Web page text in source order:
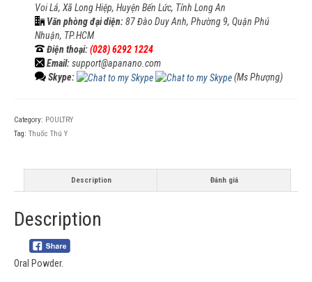
Voi Lá, Xã Long Hiệp, Huyện Bến Lức, Tỉnh Long An
Văn phòng đại diện:87 Đào Duy Anh, Phường 9, Quận Phú
Nhuận, TP.HCM
Điện thoại:(028) 6292 1224
Email:support@apanano.com
Skype:
(Ms Phượng)
Category: POULTRY
Tag: Thuốc Thú Y
Description Đánh giá
Description
Oral Powder.